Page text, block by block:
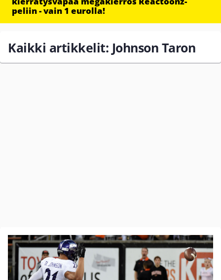
peliin - vain 1 eurolla!
Kaikki artikkelit: Johnson Taron